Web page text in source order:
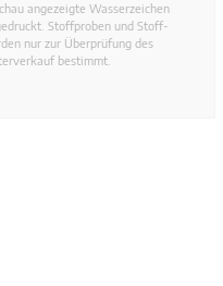
angezeigte Wasserzeichen
Stoffproben und Stoff-
nur zur Überprüfung des
bestimmt.